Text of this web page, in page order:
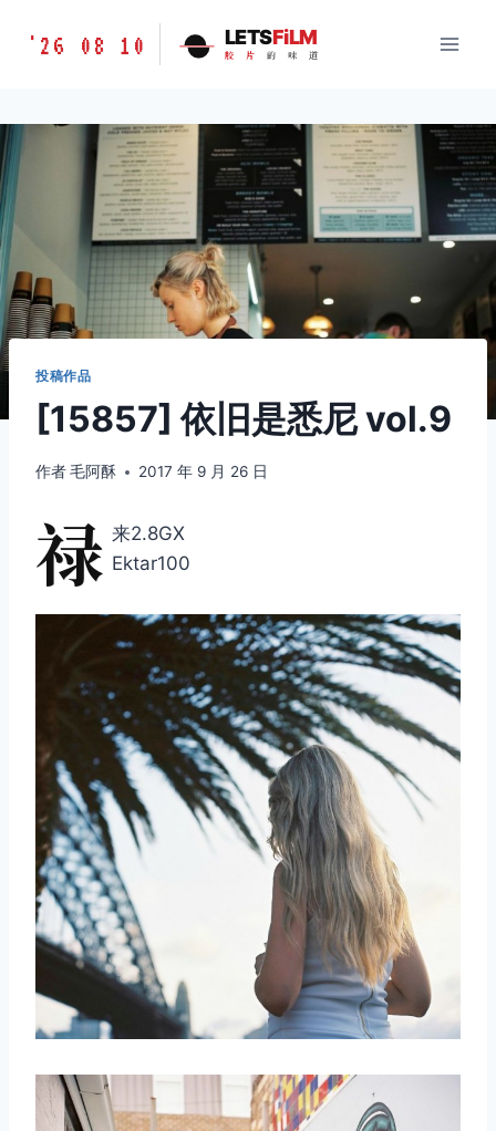
胶
味
LETSFILM
'26 08 10 LETSFiLM
胶 片 的 味 道
投稿作品
[15857] 依旧是悉尼 vol.9
作者毛阿酥 2017 年 9 月 26 日
禄 来2.8GX
Ektar100